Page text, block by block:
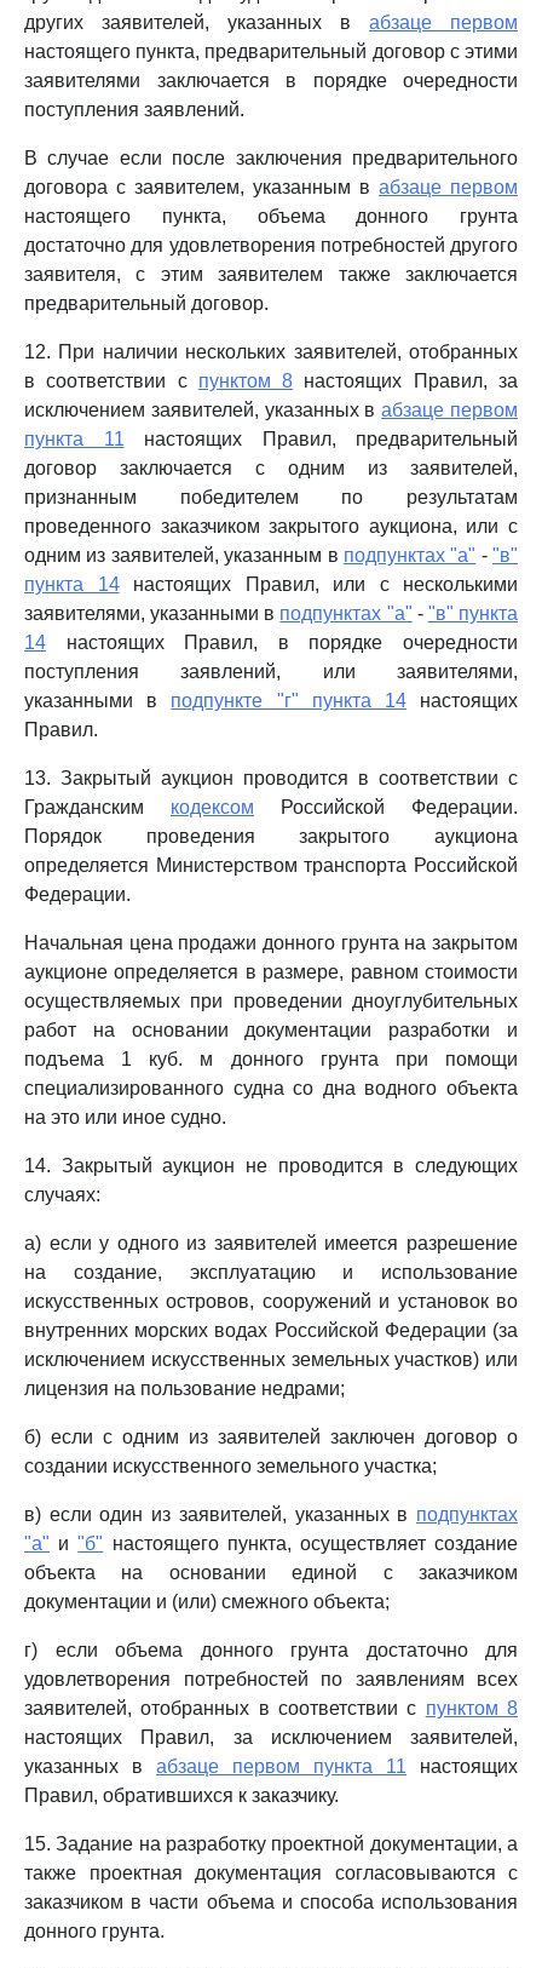
других заявителей, указанных в абзаце первом
настоящего пункта, предварительный договор с этими
заявителями заключается в порядке очередности
поступления заявлений.
В случае если после заключения предварительного
договора с заявителем, указанным в абзаце первом
настоящего пункта, объема донного грунта
достаточно для удовлетворения потребностей другого
заявителя, с этим заявителем также заключается
предварительный договор.
12. При наличии нескольких заявителей, отобранных
в соответствии с пунктом 8 настоящих Правил, за
исключением заявителей, указанных вабзаце первом
пункта 11 настоящих Правил, предварительный
договор заключается с одним из заявителей,
признанным победителем по результатам
проведенного заказчиком закрытого аукциона, или с
одним из заявителей, указанным в подпунктах "а" - "в"
пункта 14настоящих Правил, или с несколькими
заявителями, указанными в подпунктах "а" - "в" пункта
14 настоящих Правил, в порядке очередности
поступления заявлений, или заявителями,
указанными в подпункте "г" пункта 14настоящих
Правил.
13. Закрытый аукцион проводится в соответствии с
Гражданским кодексом Российской Федерации.
Порядок проведения закрытого аукциона
определяется Министерством транспорта Российской
Федерации.
Начальная цена продажи донного грунта на закрытом
аукционе определяется в размере, равном стоимости
осуществляемых при проведении дноуглубительных
работ на основании документации разработки и
подъема 1 куб. м донного грунта при помощи
специализированного судна со дна водного объекта
на это или иное судно.
14. Закрытый аукцион не проводится в следующих
случаях:
а) если у одного из заявителей имеется разрешение
на создание, эксплуатацию и использование
искусственных островов, сооружений и установок во
внутренних морских водах Российской Федерации (за
исключением искусственных земельных участков) или
лицензия на пользование недрами;
б) если с одним из заявителей заключен договор о
создании искусственного земельного участка;
в) если один из заявителей, указанных в подпунктах
"а" и"б" настоящего пункта, осуществляет создание
объекта на основании единой с заказчиком
документации и (или) смежного объекта;
г) если объема донного грунта достаточно для
удовлетворения потребностей по заявлениям всех
заявителей, отобранных в соответствии с пунктом 8
настоящих Правил, за исключением заявителей,
указанных в абзаце первом пункта 11 настоящих
Правил, обратившихся к заказчику.
15. Задание на разработку проектной документации, а
также проектная документация согласовываются с
заказчиком в части объема и способа использования
донного грунта.